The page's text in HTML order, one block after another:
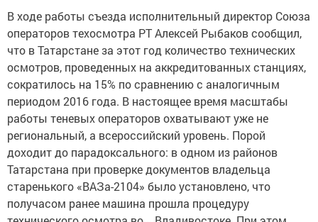
В ходе работы съезда исполнительный директор Союза
операторов техосмотра РТ Алексей Рыбаков сообщил,
что в Татарстане за этот год количество технических
осмотров, проведенных на аккредитованных станциях,
сократилось на 15% по сравнению с аналогичным
периодом 2016 года. В настоящее время масштабы
работы теневых операторов охватывают уже не
региональный, а всероссийский уровень. Порой
доходит до парадоксального: в одном из районов
Татарстана при проверке документов владельца
старенького «ВАЗа-2104» было установлено, что
получасом ранее машина прошла процедуру